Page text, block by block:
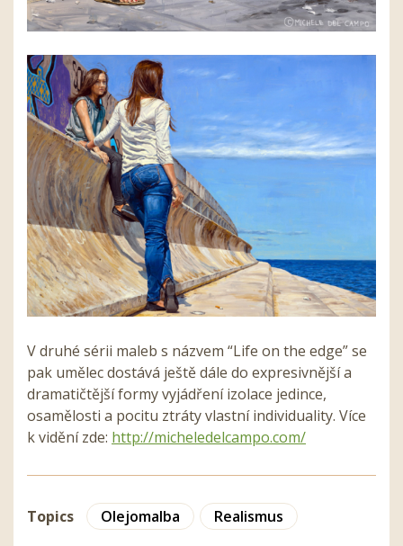
V druhé sérii maleb s názvem “Life on the edge” se
pak umělec dostává ještě dále do expresivnější a
dramatičtější formy vyjádření izolace jedince,
osamělosti a pocitu ztráty vlastní individuality. Více
k vidění zde: http://micheledelcampo.com/
Topics Olejomalba Realismus